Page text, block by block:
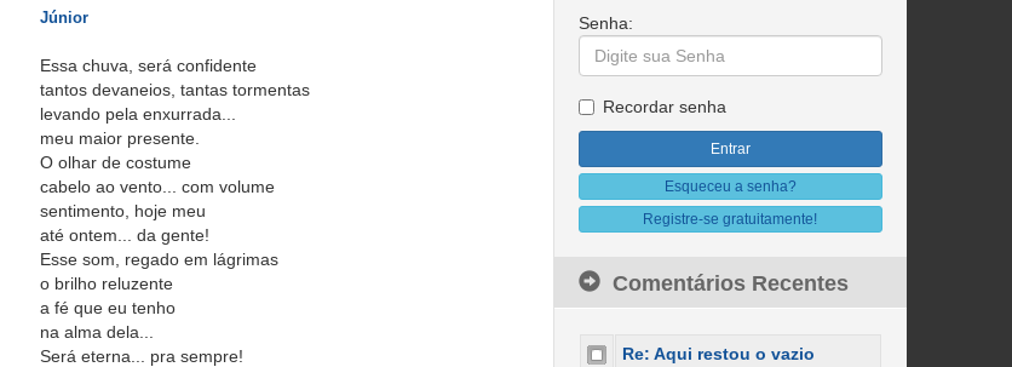
Júnior
Essa chuva, será confidente
tantos devaneios, tantas tormentas
levando pela enxurrada...
meu maior presente.
O olhar de costume
cabelo ao vento... com volume
sentimento, hoje meu
até ontem... da gente!
Esse som, regado em lágrimas
o brilho reluzente
a fé que eu tenho
na alma dela...
Será eterna... pra sempre!
Senha:
Recordar senha
Esqueceu a senha?
Registre-se gratuitamente!
Comentários Recentes
Re: Aqui restou o vazio